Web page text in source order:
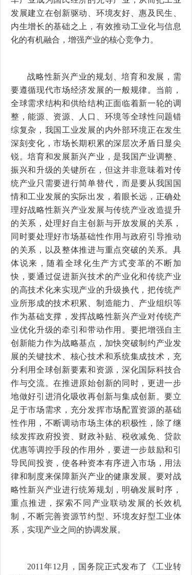
发展建立在创新驱动、环境友好、惠及民生、
内生增长的基础之上，有效推动工业化与信息
化的有机融合，增强产业的核心竞争力。
战略性新兴产业的规划、培育和发展，需
要遵循现代市场经济发展的一般规律。当前，
全球需求结构和供给结构正面临着新一轮的调
整，能源、资源、人口、环境等全球性问题错
综复杂，我国工业发展的内外部环境正在发生
深刻变化，市场长期积累的深层次矛盾日显尖
锐。培育和发展新兴产业，是我国产业调整、
振兴和升级的关键所在，但这并非意味着对传
统产业只需要进行简单替代，而是要从我国国
情和工业发展的实际出发，着眼长远，正确处
理好战略性新兴产业发展与传统产业改造提升
的关系，处理好自主创新与开放发展的关系，
同时要处理好市场基础性作用与政府引导推动
的关系，以及整体推进与重点突破的关系。具
体说来，随着全球化生产方式变革的不断加
快，要通过促进新兴技术的产业化和传统产业
的高技术化来实现产业的升级换代，把传统产
业所形成的技术积累、制造能力、产业组织等
作为基础支撑，发挥战略性新兴产业对传统产
业优化升级的牵引和带动作用。要把增强自主
创新能力作为战略基点，加快突破制约产业发
展的关键技术、核心技术和系统集成技术，充
分利用全球创新要素和资源，深化国际科技合
作与交流。在推进原始创新的同时，更进一步
地做好引进消化吸收再创新与集成创新。要立
足于市场需求，充分发挥市场配置资源的基础
性作用，不断调动市场主体的积极性，除了继
续发挥政府投资、财政补贴、税收减免、贷款
优惠等调控手段的作用外，要进一步鼓励和引
导民间投资，使各种资本有序进入市场，用法
律和制度来保障新兴产业的健康发展。要对战
略性新兴产业进行统筹规划，明确发展时序，
重点推进，探索不同产业联动发展的长效机
制，不断完善资源节约型、环境友好型工业体
系，实现产业之间的协调发展。
2011年12月，国务院正式发布了《工业转